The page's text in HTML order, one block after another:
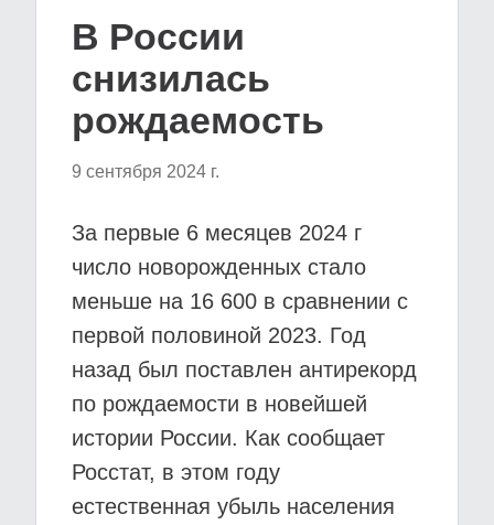
В России
снизилась
рождаемость
9 сентября 2024 г.
За первые 6 месяцев 2024 г
число новорожденных стало
меньше на 16 600 в сравнении с
первой половиной 2023. Год
назад был поставлен антирекорд
по рождаемости в новейшей
истории России. Как сообщает
Росстат, в этом году
естественная убыль населения